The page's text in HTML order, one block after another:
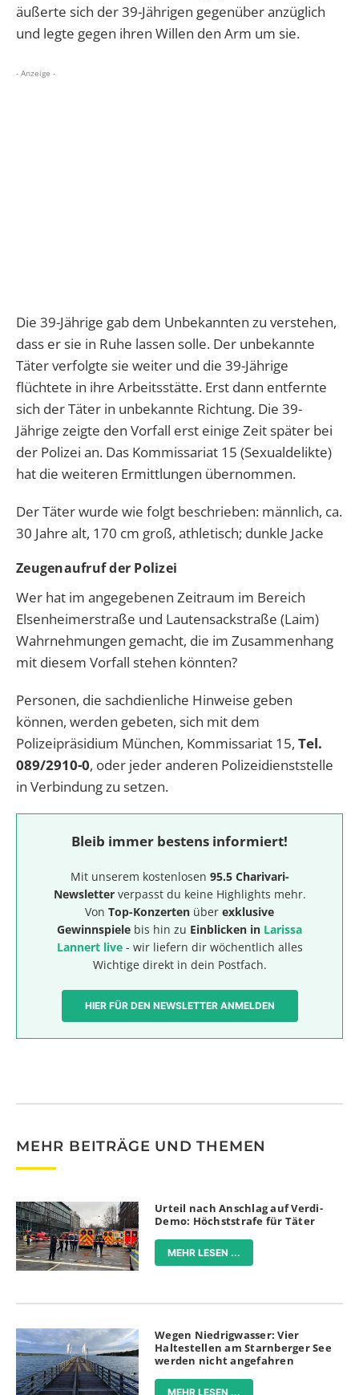
äußerte sich der 39-Jährigen gegenüber anzüglich
und legte gegen ihren Willen den Arm um sie.
- Anzeige -
Die 39-Jährige gab dem Unbekannten zu verstehen,
dass er sie in Ruhe lassen solle. Der unbekannte
Täter verfolgte sie weiter und die 39-Jährige
flüchtete in ihre Arbeitsstätte. Erst dann entfernte
sich der Täter in unbekannte Richtung. Die 39-
Jährige zeigte den Vorfall erst einige Zeit später bei
der Polizei an. Das Kommissariat 15 (Sexualdelikte)
hat die weiteren Ermittlungen übernommen.
Der Täter wurde wie folgt beschrieben: männlich, ca.
30 Jahre alt, 170 cm groß, athletisch; dunkle Jacke
Zeugenaufruf der Polizei
Wer hat im angegebenen Zeitraum im Bereich
Elsenheimerstraße und Lautensackstraße (Laim)
Wahrnehmungen gemacht, die im Zusammenhang
mit diesem Vorfall stehen könnten?
Personen, die sachdienliche Hinweise geben
können, werden gebeten, sich mit dem
Polizeipräsidium München, Kommissariat 15, Tel.
089/2910-0, oder jeder anderen Polizeidienststelle
in Verbindung zu setzen.
Bleib immer bestens informiert!
Mit unserem kostenlosen 95.5 Charivari-
Newsletterverpasst du keine Highlights mehr.
Von Top-Konzerten über exklusive
Gewinnspiele bis hin zu Einblicken in Larissa
Lannert live- wir liefern dir wöchentlich alles
Wichtige direkt in dein Postfach.
HIER FÜR DEN NEWSLETTER ANMELDEN
MEHR BEITRÄGE UND THEMEN
Urteil nach Anschlag auf Verdi-
Demo: Höchststrafe für Täter
MEHR LESEN ...
Wegen Niedrigwasser: Vier
Haltestellen am Starnberger See
werden nicht angefahren
MEHR LESEN ...